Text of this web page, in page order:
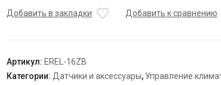
ZigBee,
COM
"Engo"
Добавить в закладки Добавить к сравнению
Артикул: EREL-16ZB
Категории: Датчики и аксессуары, Управление